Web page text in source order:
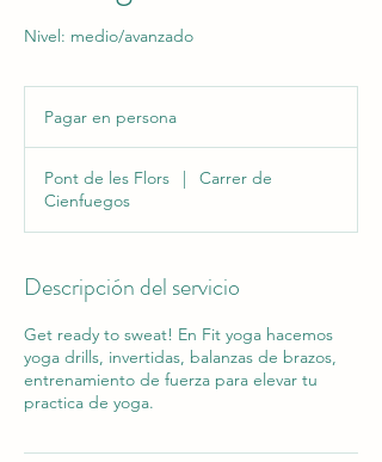
Nivel: medio/avanzado
persona
Pagar en persona
Pont de les Flors |
Carrer de
Cienfuegos
Descripción del servicio
Get ready to sweat! En Fit yoga hacemos
yoga drills, invertidas, balanzas de brazos,
entrenamiento de fuerza para elevar tu
practica de yoga.